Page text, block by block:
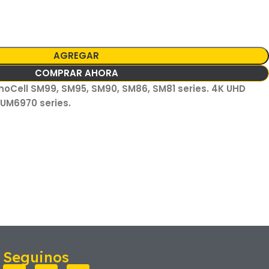
AGREGAR
COMPRAR AHORA
SM99, SM95, SM90, SM86, SM81 series. 4K UHD
UM6970 series.
Seguinos